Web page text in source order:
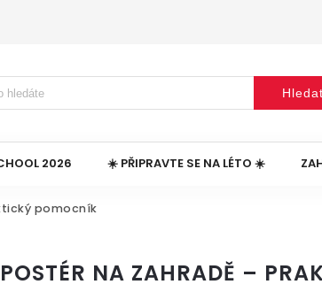
Hledat
2026 ☀️ PŘIPRAVTE SE NA LÉTO ☀️
pomocník
NA ZAHRADĚ –